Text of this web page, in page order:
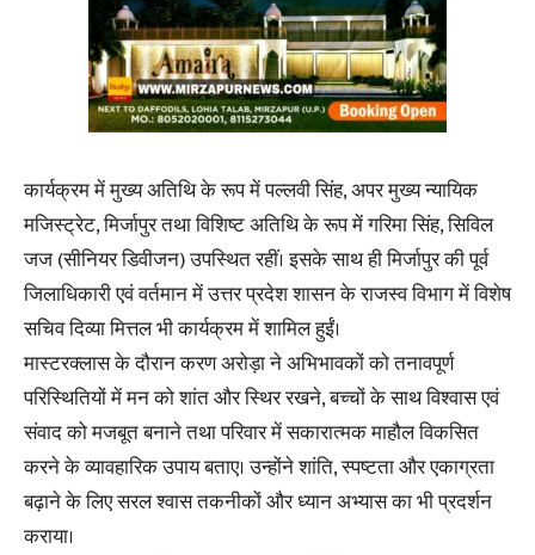
कार्यक्रम में मुख्य अतिथि के रूप में पल्लवी सिंह, अपर मुख्य न्यायिक
मजिस्ट्रेट, मिर्जापुर तथा विशिष्ट अतिथि के रूप में गरिमा सिंह, सिविल
जज (सीनियर डिवीजन) उपस्थित रहीं। इसके साथ ही मिर्जापुर की पूर्व
जिलाधिकारी एवं वर्तमान में उत्तर प्रदेश शासन के राजस्व विभाग में विशेष
सचिव दिव्या मित्तल भी कार्यक्रम में शामिल हुईं।
मास्टरक्लास के दौरान करण अरोड़ा ने अभिभावकों को तनावपूर्ण
परिस्थितियों में मन को शांत और स्थिर रखने, बच्चों के साथ विश्वास एवं
संवाद को मजबूत बनाने तथा परिवार में सकारात्मक माहौल विकसित
करने के व्यावहारिक उपाय बताए। उन्होंने शांति, स्पष्टता और एकाग्रता
बढ़ाने के लिए सरल श्वास तकनीकों और ध्यान अभ्यास का भी प्रदर्शन
कराया।